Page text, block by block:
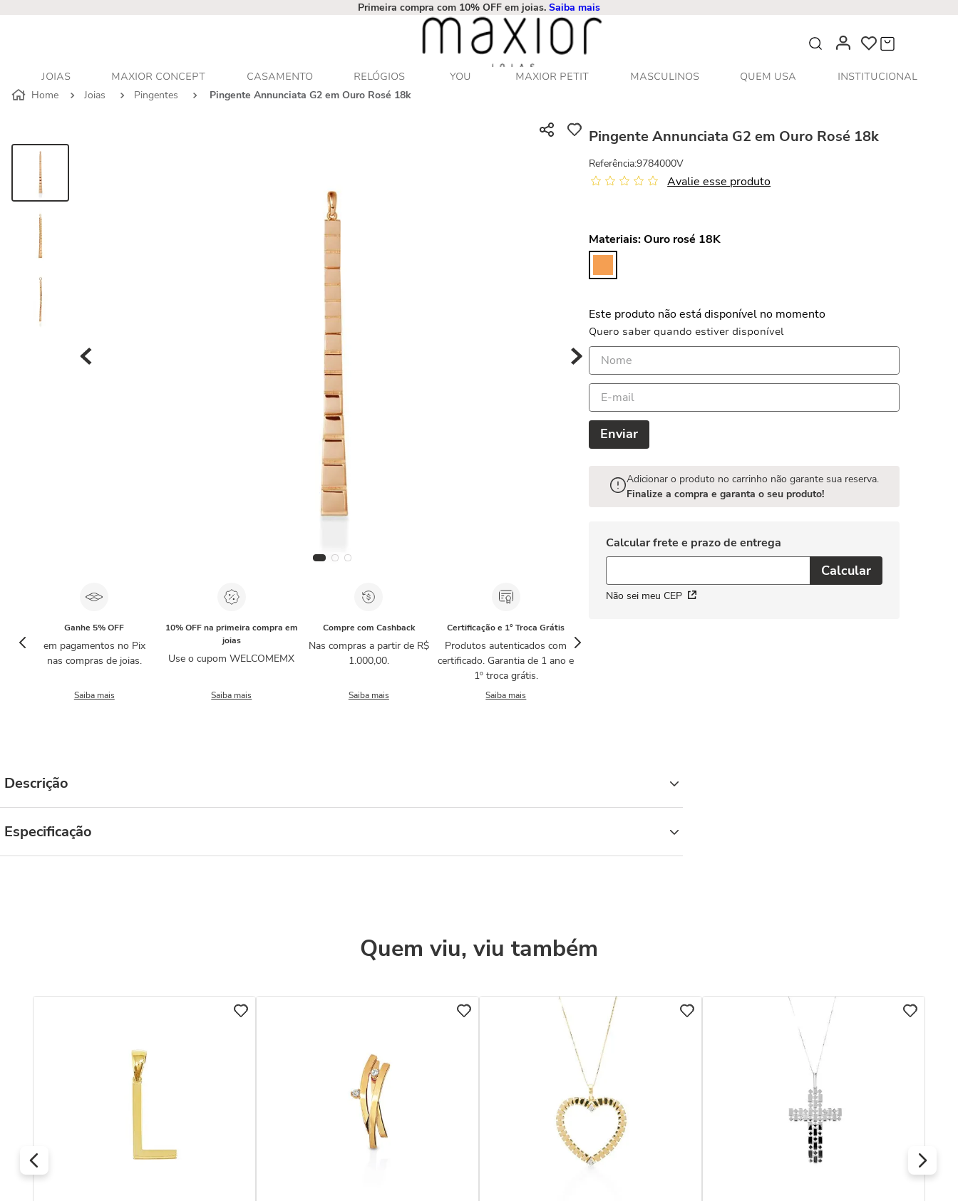
Primeira compra com 10% OFF em joias. Saiba mais
O que você procura?
JOIAS MAXIOR CONCEPT CASAMENTO RELÓGIOS YOU MAXIOR PETIT MASCULINOS QUEM USA
INSTITUCIONAL
Joias
Pingentes Pingente Annunciata G2 em Ouro Rosé 18k
Ganhe 5% OFF
em pagamentos no Pix
nas compras de joias.
Saiba mais
10% OFF na primeira compra em
joias
Use o cupom WELCOMEMX
Saiba mais
Compre com Cashback
Nas compras a partir de R$
1.000,00.
Saiba mais
Certificação e 1° Troca Grátis
Produtos autenticados com
certificado. Garantia de 1 ano e
1º troca grátis.
Saiba mais
Pingente Annunciata G2 em Ouro Rosé 18k
Referência:9784000V
Avalie esse produto
Materiais:Ouro rosé 18K
Este produto não está disponível no momento
Quero saber quando estiver disponível
Enviar
Adicionar o produto no carrinho não garante sua reserva.
Finalize a compra e garanta o seu produto!
Não sei meu CEP
Descrição
Especificação
Quem viu, viu também